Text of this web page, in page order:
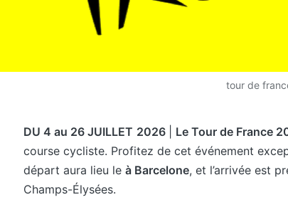
tour de
DU 4 au 26 JUILLET 2026 Le Tour de France
course cycliste. Profitez de cet événement
départ aura lieu le à Barcelone, et l’arrivée est
Champs-Élysées.